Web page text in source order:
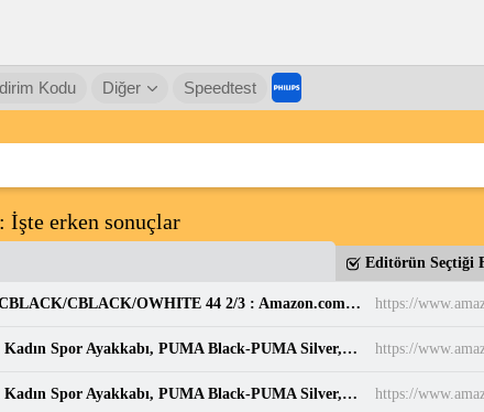
Kodu Diğer Speedtest
İşte erken sonuçlar
Editörün Seçtiği
adidas Erkek PARK ST Ayakkabı CBLACK/CBLACK/OWHITE 44 2/3 : Amazon.com.tr: Moda https://
PUMA BELLA DONNA DayINight Kadın Spor Ayakkabı, PUMA Black-PUMA Silver, 35.5 : Amazon.com.tr: Moda https://
PUMA BELLA DONNA DayINight Kadın Spor Ayakkabı, PUMA Black-PUMA Silver, 35.5 : Amazon.com.tr: Moda https://